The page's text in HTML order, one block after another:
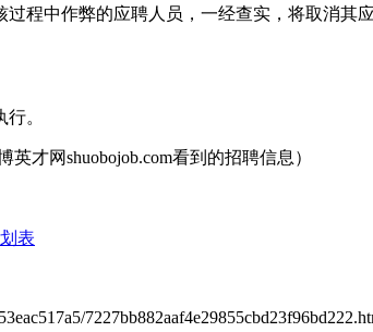
程中作弊的应聘人员，一经查实，将取消
。
才网shuobojob.com看到的招聘信息）
表